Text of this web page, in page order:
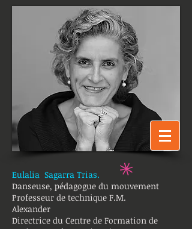
Eulalia Sagarra Trias.
Danseuse, pédagogue du mouvement
Professeur de technique F.M.
Alexander
Directrice du Centre de Formation de